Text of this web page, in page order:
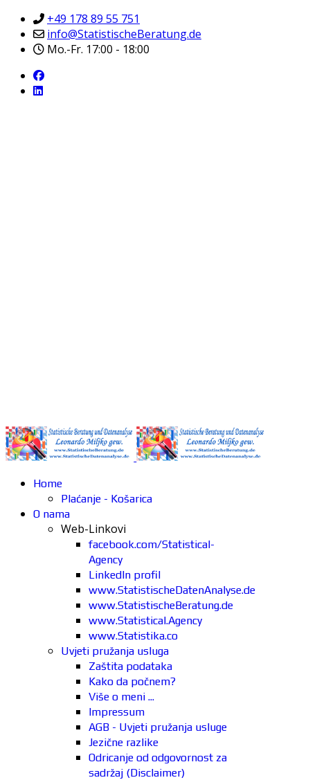
+49 178 89 55 751
info@StatistischeBeratung.de
Mo.-Fr. 17:00 - 18:00
Home
Plaćanje - Košarica
O nama
Web-Linkovi
facebook.com/Statistical-
Agency
LinkedIn profil
www.StatistischeDatenAnalyse.de
www.StatistischeBeratung.de
www.Statistical.Agency
www.Statistika.co
Uvjeti pružanja usluga
Zaštita podataka
Kako da počnem?
Više o meni ...
Impressum
AGB - Uvjeti pružanja usluge
Jezične razlike
Odricanje od odgovornost za
sadržaj (Disclaimer)